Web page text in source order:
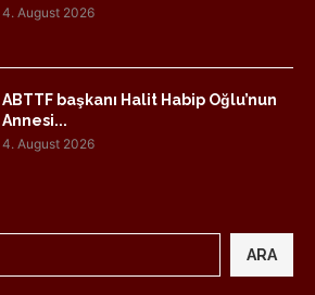
4. August 2026
ABTTF başkanı Halit Habip Oğlu’nun
Annesi...
4. August 2026
ARA